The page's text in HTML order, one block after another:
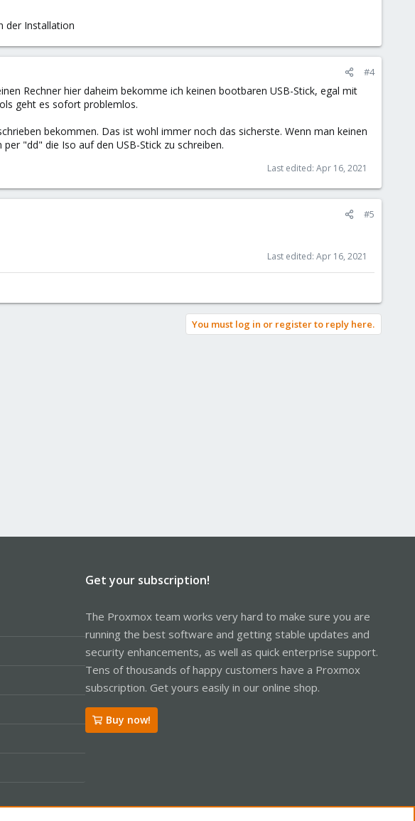
der Installation
#4
Rechner hier daheim bekomme ich keinen bootbaren USB-Stick, egal mit
geht es sofort problemlos.
bekommen. Das ist wohl immer noch das sicherste. Wenn man keinen
"dd" die Iso auf den USB-Stick zu schreiben.
Last edited: Apr 16, 2021
#5
Last edited: Apr 16, 2021
You must log in or register to reply here.
Get your subscription!
The Proxmox team works very hard to make sure you are
running the best software and getting stable updates and
security enhancements, as well as quick enterprise support.
Tens of thousands of happy customers have a Proxmox
subscription. Get yours easily in our online shop.
Buy now!